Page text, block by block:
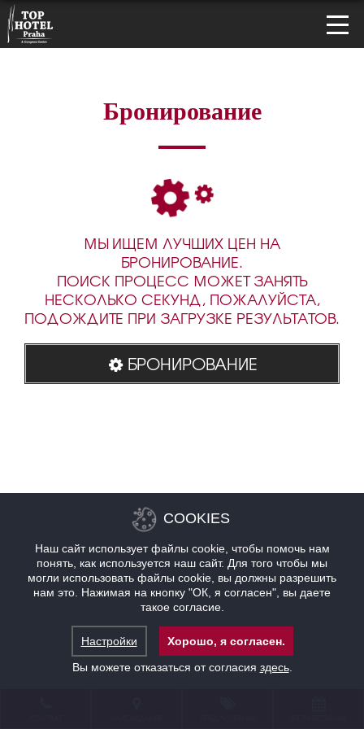
Бронирование
МЫ ИЩЕМ ЛУЧШИХ ЦЕН НА
БРОНИРОВАНИЕ.
ПОИСК ПРОЦЕСС МОЖЕТ ЗАНЯТЬ
НЕСКОЛЬКО СЕКУНД, ПОЖАЛУЙСТА,
ПОДОЖДИТЕ ПРИ ЗАГРУЗКЕ РЕЗУЛЬТАТОВ.
БРОНИРОВАНИЕ
COOKIES
Наш сайт использует файлы cookie, чтобы помочь нам
понять, как используется наш сайт. Для того чтобы мы
могли использовать файлы cookie, вы должны разрешить
нам это. Нажимая на кнопку "ОК, я согласен", вы даете
такое согласие.
Настройки
Хорошо, я согласен.
Вы можете отказаться от согласия здесь.